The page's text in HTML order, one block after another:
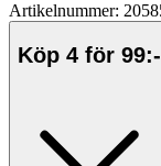
Artikelnummer:
Köp 4 för 99:-